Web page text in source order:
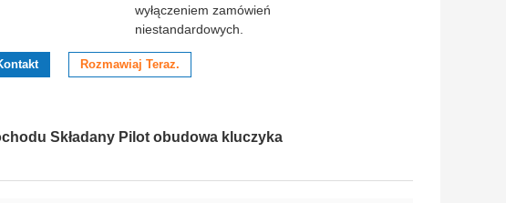
wyłączeniem zamówień
niestandardowych.
Rozmawiaj Teraz.
Składany Pilot obudowa kluczyka